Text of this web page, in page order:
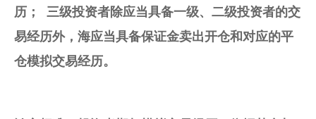
历；
三级投资者除应当具备一级、二级投资者的交
易经历外，海应当具备保证金卖出开仓和对应的平
仓模拟交易经历。